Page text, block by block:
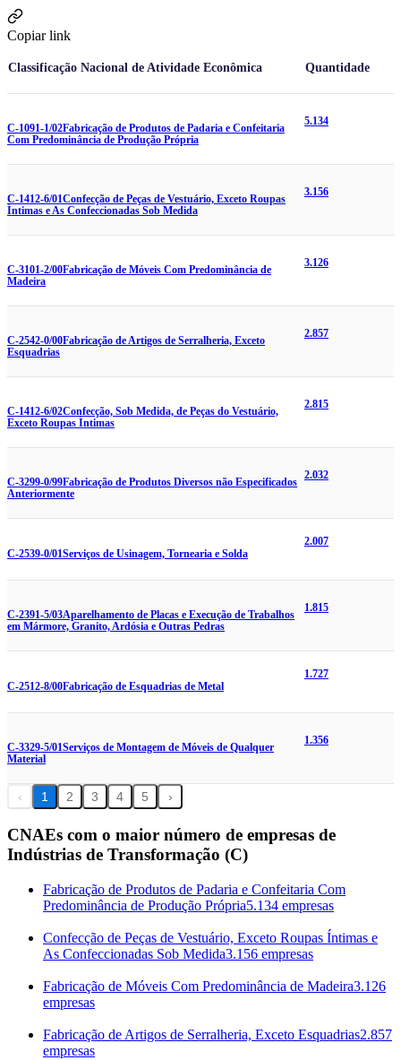
Copiar link
Classificação Nacional de Atividade Econômica Quantidade
C-1091-1/02Fabricação de Produtos de Padaria e Confeitaria
Com Predominância de Produção Própria
5.134
C-1412-6/01Confecção de Peças de Vestuário, Exceto Roupas
Íntimas e As Confeccionadas Sob Medida
3.156
C-3101-2/00Fabricação de Móveis Com Predominância de
Madeira
3.126
C-2542-0/00Fabricação de Artigos de Serralheria, Exceto
Esquadrias
2.857
C-1412-6/02Confecção, Sob Medida, de Peças do Vestuário,
Exceto Roupas Íntimas
2.815
C-3299-0/99Fabricação de Produtos Diversos não Especificados
Anteriormente
2.032
C-2539-0/01Serviços de Usinagem, Tornearia e Solda
2.007
C-2391-5/03Aparelhamento de Placas e Execução de Trabalhos
em Mármore, Granito, Ardósia e Outras Pedras
1.815
C-2512-8/00Fabricação de Esquadrias de Metal
1.727
C-3329-5/01Serviços de Montagem de Móveis de Qualquer
Material
1.356
‹ 1 2 3 4 5 ›
CNAEs com o maior número de empresas de
Indústrias de Transformação (C)
Fabricação de Produtos de Padaria e Confeitaria Com
Predominância de Produção Própria5.134 empresas
Confecção de Peças de Vestuário, Exceto Roupas Íntimas e
As Confeccionadas Sob Medida3.156 empresas
Fabricação de Móveis Com Predominância de Madeira3.126
empresas
Fabricação de Artigos de Serralheria, Exceto Esquadrias2.857
empresas